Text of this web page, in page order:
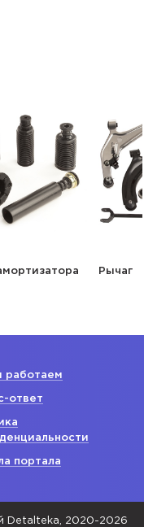
Рычаг
работаем
ответ
портала
Detalteka, 2020-2026